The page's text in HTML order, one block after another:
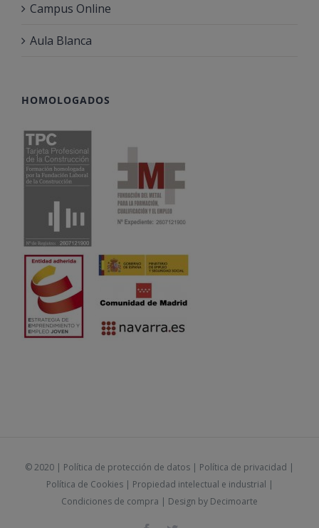
Campus Online
Aula Blanca
HOMOLOGADOS
© 2020 | Política de protección de datos | Política de privacidad |
Política de Cookies| Propiedad intelectual e industrial |
Condiciones de compra | Design by Decimoarte